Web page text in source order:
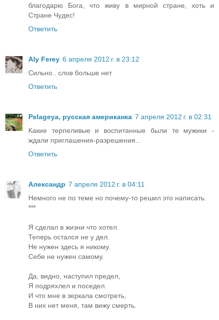
благодарю Бога, что живу в мирной стране, хоть и
Стране Чудес!
Ответить
Aly Ferey 6 апреля 2012 г. в 23:12
Сильно.. слов больше нет
Ответить
Pelageya, русская американка 7 апреля 2012 г. в 02:31
Какие терпеливые и воспитанные были те мужики -
ждали приглашения-разрешения...
Ответить
Александр 7 апреля 2012 г. в 04:11
Немного не по теме но почему-то решил это написать.
***
Я сделал в жизни что хотел.
Теперь остался не у дел.
Не нужен здесь я никому.
Себе не нужен самому.
Да, видно, наступил предел,
Я подряхлел и поседел.
И что мне в зеркала смотреть,
В них нет меня, там вижу смерть.